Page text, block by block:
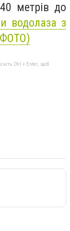
метрів до
водолаза з
Ctrl + Enter, щоб